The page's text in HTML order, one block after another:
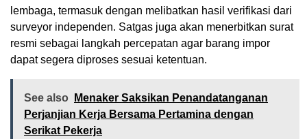
lembaga, termasuk dengan melibatkan hasil verifikasi dari
surveyor independen. Satgas juga akan menerbitkan surat
resmi sebagai langkah percepatan agar barang impor
dapat segera diproses sesuai ketentuan.
See also
Menaker Saksikan Penandatanganan
Perjanjian Kerja Bersama Pertamina dengan
Serikat Pekerja